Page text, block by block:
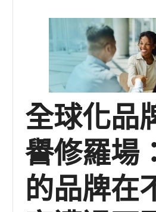
全球化品
譽修羅場
的品牌在